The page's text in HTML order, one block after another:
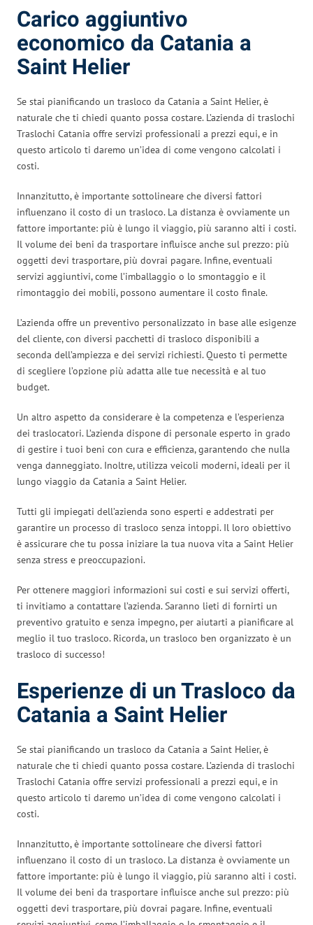
Carico aggiuntivo
economico da Catania a
Saint Helier
Se stai pianificando un trasloco da Catania a Saint Helier, è
naturale che ti chiedi quanto possa costare. L’azienda di traslochi
Traslochi Catania offre servizi professionali a prezzi equi, e in
questo articolo ti daremo un’idea di come vengono calcolati i
costi.
Innanzitutto, è importante sottolineare che diversi fattori
influenzano il costo di un trasloco. La distanza è ovviamente un
fattore importante: più è lungo il viaggio, più saranno alti i costi.
Il volume dei beni da trasportare influisce anche sul prezzo: più
oggetti devi trasportare, più dovrai pagare. Infine, eventuali
servizi aggiuntivi, come l’imballaggio o lo smontaggio e il
rimontaggio dei mobili, possono aumentare il costo finale.
L’azienda offre un preventivo personalizzato in base alle esigenze
del cliente, con diversi pacchetti di trasloco disponibili a
seconda dell’ampiezza e dei servizi richiesti. Questo ti permette
di scegliere l’opzione più adatta alle tue necessità e al tuo
budget.
Un altro aspetto da considerare è la competenza e l’esperienza
dei traslocatori. L’azienda dispone di personale esperto in grado
di gestire i tuoi beni con cura e efficienza, garantendo che nulla
venga danneggiato. Inoltre, utilizza veicoli moderni, ideali per il
lungo viaggio da Catania a Saint Helier.
Tutti gli impiegati dell’azienda sono esperti e addestrati per
garantire un processo di trasloco senza intoppi. Il loro obiettivo
è assicurare che tu possa iniziare la tua nuova vita a Saint Helier
senza stress e preoccupazioni.
Per ottenere maggiori informazioni sui costi e sui servizi offerti,
ti invitiamo a contattare l’azienda. Saranno lieti di fornirti un
preventivo gratuito e senza impegno, per aiutarti a pianificare al
meglio il tuo trasloco. Ricorda, un trasloco ben organizzato è un
trasloco di successo!
Esperienze di un Trasloco da
Catania a Saint Helier
Se stai pianificando un trasloco da Catania a Saint Helier, è
naturale che ti chiedi quanto possa costare. L’azienda di traslochi
Traslochi Catania offre servizi professionali a prezzi equi, e in
questo articolo ti daremo un’idea di come vengono calcolati i
costi.
Innanzitutto, è importante sottolineare che diversi fattori
influenzano il costo di un trasloco. La distanza è ovviamente un
fattore importante: più è lungo il viaggio, più saranno alti i costi.
Il volume dei beni da trasportare influisce anche sul prezzo: più
oggetti devi trasportare, più dovrai pagare. Infine, eventuali